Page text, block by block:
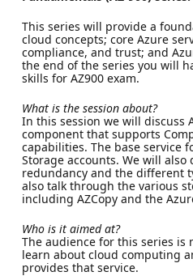
This series will provide a
cloud concepts; core Azure
compliance, and trust; and
the end of the series you will
skills for AZ900 exam.
What is the session about?
In this session we will discuss
component that supports
capabilities. The base service
Storage accounts. We will
redundancy and the different
also talk through the various
including AZCopy and the
Who is it aimed at?
The audience for this series is
learn about cloud computing
provides that service.